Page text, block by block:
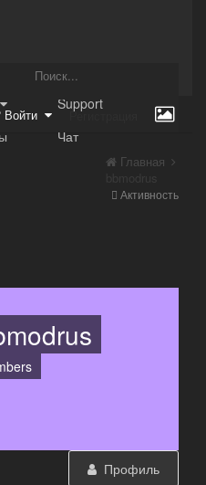
Support
Чат
Войти Регистрация
Активность
Главная
Профиль